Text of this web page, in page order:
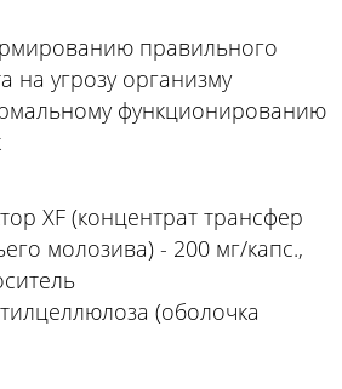
правильного
на угрозу организму
функционированию
XF (концентрат трансфер
молозива) - 200 мг/капс.,
(оболочка